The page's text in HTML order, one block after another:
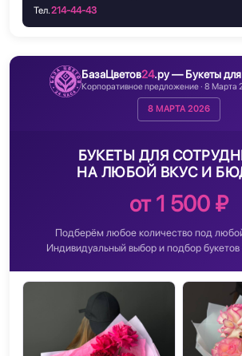
Тел.214-44-43
БазаЦветов24.ру — Букеты
Корпоративное предложение · 8 Марта
8 МАРТА 2026
БУКЕТЫ ДЛЯ
НА ЛЮБОЙ ВКУС И
от 1 500 ₽
Подберём любое количество под любой
Индивидуальный выбор и подбор